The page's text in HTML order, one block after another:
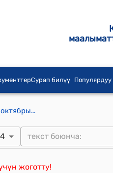
Сурап билүү Популярдуу
Кыргыз Республикасынын Министрлер Кабинетинин 2023-жылдын 24-октябрындагы № 563 "Кыргыз Республикасынын Өкмөтүнүн жана Кыргыз Республикасынын Министрлер Кабинетинин саламаттык сактоону башкаруу чөйрөсүндөгү айрым токтомдоруна өзгөртүүлөрдү киргизүү жөнүндө" токтому
жоготту!